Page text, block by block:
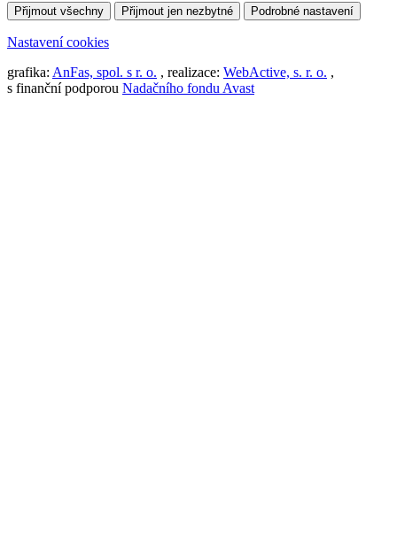
Přijmout všechny Přijmout jen nezbytné Podrobné nastavení
Nastavení cookies
grafika: AnFas, spol. s r. o. , realizace: WebActive, s. r. o. ,
s finanční podporou Nadačního fondu Avast